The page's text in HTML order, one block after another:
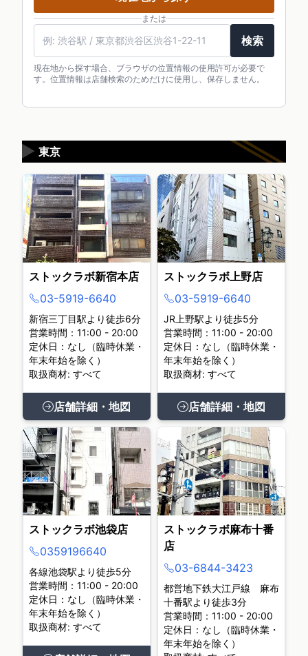
または
検索
現在地から探す場合、ブラウザの位置情報の使用許可が必要で
す。位置情報は店舗検索のためだけに使用し、保存しません。
東京
▶
ストックラボ新宿本店
03-5919-6640
新宿三丁目駅より徒歩6分
営業時間：11:00 - 20:00
定休日：なし（臨時休業・
年末年始を除く）
取扱商材: すべて
店舗詳細・地図
ストックラボ上野店
03-5919-6640
JR上野駅より徒歩5分
営業時間：11:00 - 20:00
定休日：なし（臨時休業・
年末年始を除く）
取扱商材: すべて
店舗詳細・地図
ストックラボ池袋店
0359196640
各線池袋駅より徒歩5分
営業時間：11:00 - 20:00
定休日：なし（臨時休業・
年末年始を除く）
取扱商材: すべて
ストックラボ麻布十番
店
03-6844-3423
都営地下鉄大江戸線 麻布
十番駅より徒歩3分
営業時間：11:00 - 20:00
定休日：なし（臨時休業・
年末年始を除く）